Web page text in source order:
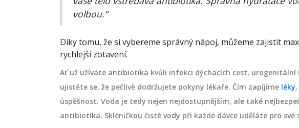
volbou.“
Díky tomu, že si vybereme správný nápoj, můžeme zajistit
rychlejší zotavení.
Ať už užíváte antibiotika kvůli infekci dýchacích cest,
ujistěte se, že pečlivě dodržujete pokyny lékaře. Čím zapíjíme léky
úspěšnost. Voda je tedy nejen nejdostupnějším, ale také
antibiotika. Skleničkou čisté vody při každé dávce uděláte pro své
zhoršení pleti
zkomplikovat
stres, nesprávná
Co jíst po dobrání antibiotik: Jak
rychle obnovit střevní mikroflóru
Jak obnovit střevní mikroflóru po
antibiotikách? Zjistěte, proč jsou
probiotika a prebiotika klíčová, co jíst